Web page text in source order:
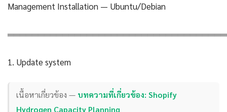
Management Installation — Ubuntu/Debian
1. Update system
เนื้อหาเกี่ยวข้อง — บทความที่เกี่ยวข้อง: Shopify
Hydrogen Capacity Planning